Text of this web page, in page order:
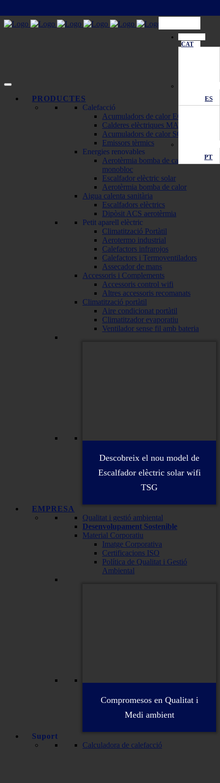
CAT
ES
PT
PRODUCTES
Calefacció
Acumuladors de calor ECOMBI
Calderes elèctriques MATTIRA
Acumuladors de calor SOLAR
Emissors tèrmics
Energies renovables
Aerotèrmia bomba de calor
monobloc
Escalfador elèctric solar
Aerotèrmia bomba de calor
Aigua calenta sanitària
Escalfadors elèctrics
Dipòsit ACS aerotèrmia
Petit aparell elèctric
Climatització Portàtil
Aerotermo industrial
Calefactors infrarojos
Calefactors i Termoventiladors
Assecador de mans
Accessoris i Complements
Accessoris control wifi
Altres accessoris recomanats
Climatització portàtil
Aire condicionat portàtil
Climatitzador evaporatiu
Ventilador sense fil amb bateria
Descobreix el nou model de
Escalfador elèctric solar wifi
TSG
EMPRESA
Qualitat i gestió ambiental
Desenvolupament Sostenible
Material Corporatiu
Imatge Corporativa
Certificacions ISO
Política de Qualitat i Gestió
Ambiental
Compromesos en Qualitat i
Medi ambient
Suport
Calculadora de calefacció